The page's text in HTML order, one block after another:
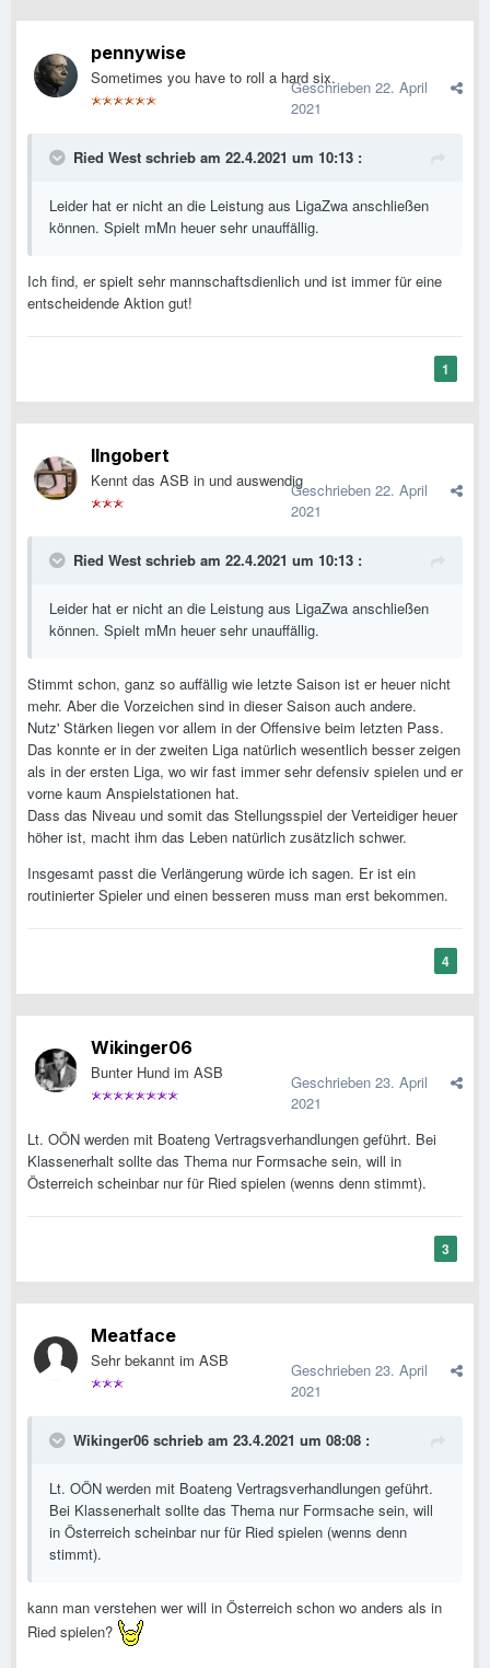
pennywise
Sometimes you have to roll a hard six.
Geschrieben 22. April
2021
Ried West schrieb am 22.4.2021 um 10:13 :
Leider hat er nicht an die Leistung aus LigaZwa anschließen
können. Spielt mMn heuer sehr unauffällig.
Ich find, er spielt sehr mannschaftsdienlich und ist immer für eine
entscheidende Aktion gut!
1
IIngobert
Kennt das ASB in und auswendigGeschrieben 22. April
2021
Ried West schrieb am 22.4.2021 um 10:13 :
Leider hat er nicht an die Leistung aus LigaZwa anschließen
können. Spielt mMn heuer sehr unauffällig.
Stimmt schon, ganz so auffällig wie letzte Saison ist er heuer nicht
mehr. Aber die Vorzeichen sind in dieser Saison auch andere.
Nutz' Stärken liegen vor allem in der Offensive beim letzten Pass.
Das konnte er in der zweiten Liga natürlich wesentlich besser zeigen
als in der ersten Liga, wo wir fast immer sehr defensiv spielen und er
vorne kaum Anspielstationen hat.
Dass das Niveau und somit das Stellungsspiel der Verteidiger heuer
höher ist, macht ihm das Leben natürlich zusätzlich schwer.
Insgesamt passt die Verlängerung würde ich sagen. Er ist ein
routinierter Spieler und einen besseren muss man erst bekommen.
4
Wikinger06
Bunter Hund im ASB Geschrieben 23. April
2021
Lt. OÖN werden mit Boateng Vertragsverhandlungen geführt. Bei
Klassenerhalt sollte das Thema nur Formsache sein, will in
Österreich scheinbar nur für Ried spielen (wenns denn stimmt).
3
Meatface
Sehr bekannt im ASB Geschrieben 23. April
2021
Wikinger06 schrieb am 23.4.2021 um 08:08 :
Lt. OÖN werden mit Boateng Vertragsverhandlungen geführt.
Bei Klassenerhalt sollte das Thema nur Formsache sein, will
in Österreich scheinbar nur für Ried spielen (wenns denn
stimmt).
kann man verstehen wer will in Österreich schon wo anders als in
Ried spielen?